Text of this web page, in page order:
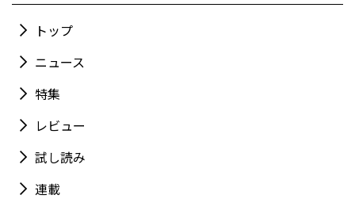
トップ
ニュース
特集
レビュー
試し読み
連載